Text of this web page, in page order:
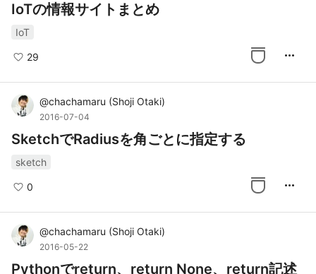
IoTの情報サイトまとめ
IoT
29 more_horiz
@chachamaru (Shoji Otaki)
2016-07-04
SketchでRadiusを角ごとに指定する
sketch
0 more_horiz
@chachamaru (Shoji Otaki)
2016-05-22
Pythonでreturn、return None、return記述